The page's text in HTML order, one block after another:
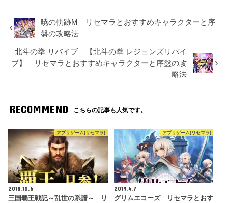
暁の軌跡M リセマラとおすすめキャラクターと序
盤の攻略法
北斗の拳 リバイブ 【北斗の拳 レジェンズリバイ
ブ】 リセマラとおすすめキャラクターと序盤の攻
略法
RECOMMEND こちらの記事も人気です。
アプリゲーム(リセマラ)
2018.10.6
三国覇王戦記～乱世の系譜～ リ
アプリゲーム(リセマラ)
2019.4.7
グリムエコーズ リセマラとおす